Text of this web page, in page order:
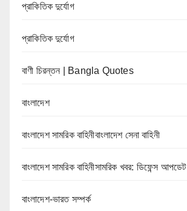
প্রাকিতিক দুর্যোগ
প্রাকিতিক দুর্যোগ
বাণী চিরন্তন | Bangla Quotes
বাংলাদেশ
বাংলাদেশ সামরিক বাহিনীবাংলাদেশ সেনা বাহিনী
বাংলাদেশ সামরিক বাহিনীসামরিক খবর: ডিফেন্স আপডেট
বাংলাদেশ-ভারত সম্পর্ক